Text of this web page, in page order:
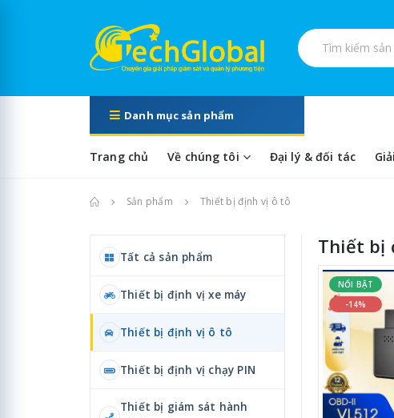
Tìm kiếm sản phẩm
Danh mục sản phẩm
Trang chủ Về chúng tôi Đại lý & đối tác
Trang chủSản phẩm Thiết bị định vị ô tô
Thiết bị
NỔI BẬT
-14%
Tất cả sản phẩm
Thiết bị định vị xe máy
Thiết bị định vị ô tô
Thiết bị định vị chạy PIN
Thiết bị giám sát hành